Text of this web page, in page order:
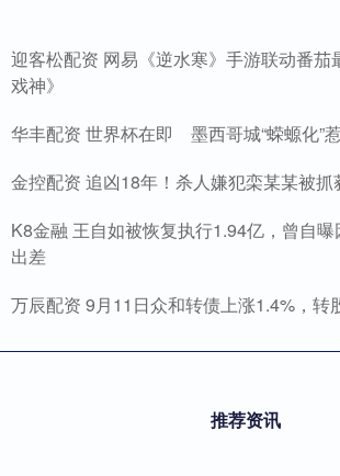
迎客松配资 网易《逆水寒》手游联动番茄
戏神》
华丰配资 世界杯在即 墨西哥城“蝾螈化”
金控配资 追凶18年！杀人嫌犯栾某某被抓
K8金融 王自如被恢复执行1.94亿，曾自
出差
万辰配资 9月11日众和转债上涨1.4%，转
推荐资讯